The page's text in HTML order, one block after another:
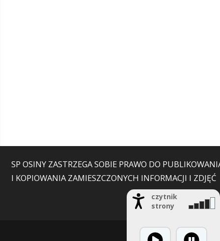
SP OSINY ZASTRZEGA SOBIE PRAWO DO
I KOPIOWANIA ZAMIESZCZONYCH INFORMACJI I ZDJĘĆ
czytnik
strony